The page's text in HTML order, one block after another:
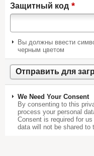
Защитный код *
Вы должны ввести
черным цветом
We Need Your Consent
By consenting to this
process your personal
Consent is required for
data will not be shared to